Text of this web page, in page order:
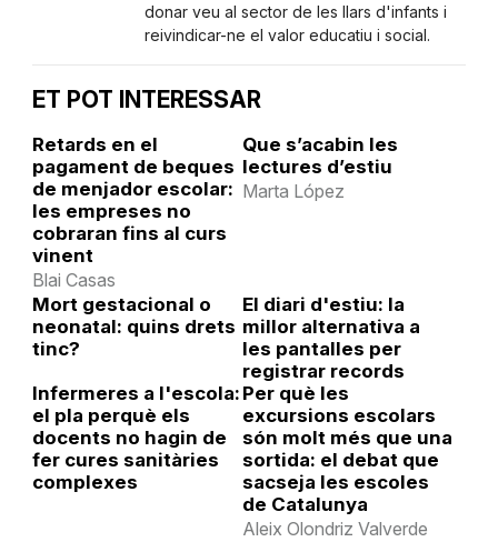
donar veu al sector de les llars d'infants i
reivindicar-ne el valor educatiu i social.
ET POT INTERESSAR
Retards en el
pagament de beques
de menjador escolar:
les empreses no
cobraran fins al curs
vinent
Blai Casas
Que s’acabin les
lectures d’estiu
Marta López
Mort gestacional o
neonatal: quins drets
tinc?
El diari d'estiu: la
millor alternativa a
les pantalles per
registrar records
Infermeres a l'escola:
el pla perquè els
docents no hagin de
fer cures sanitàries
complexes
Per què les
excursions escolars
són molt més que una
sortida: el debat que
sacseja les escoles
de Catalunya
Aleix Olondriz Valverde